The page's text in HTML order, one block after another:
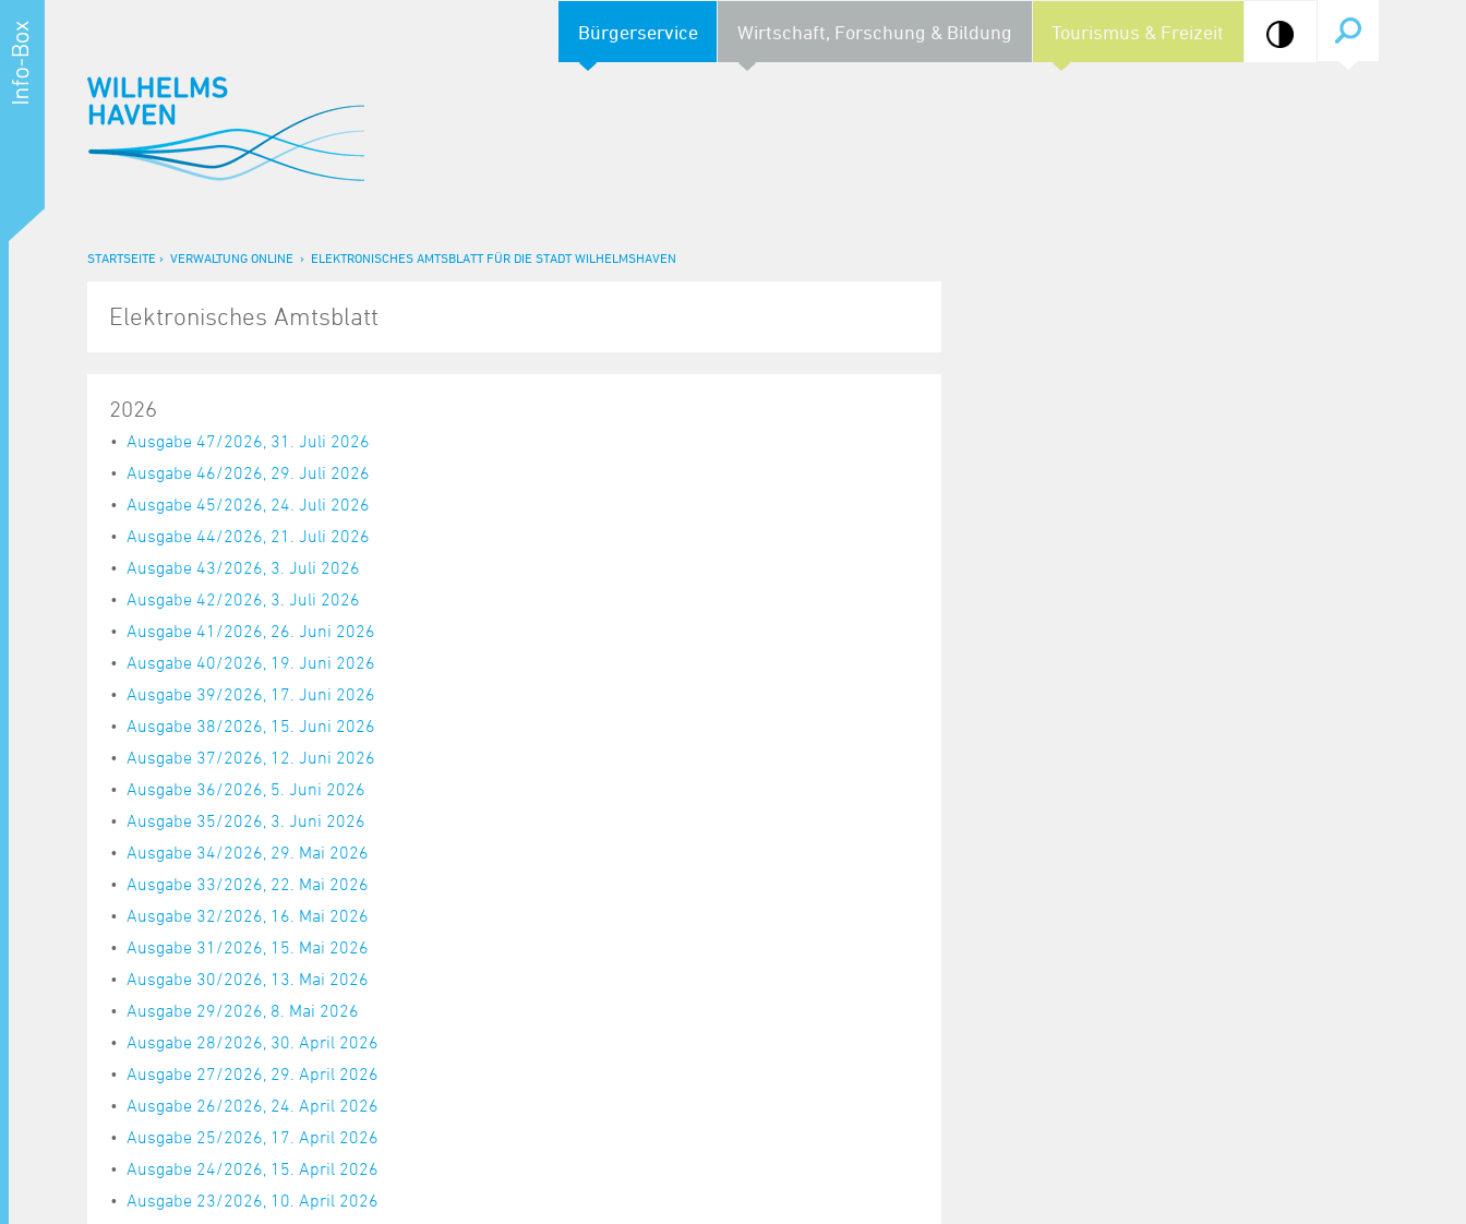
Bürgerservice Wirtschaft, Forschung & Bildung Tourismus & Freizeit
STARTSEITE VERWALTUNG ONLINE ELEKTRONISCHES AMTSBLATT FÜR DIE STADT WILHELMSHAVEN
Elektronisches Amtsblatt
2026
Ausgabe 47/2026, 31. Juli 2026
Ausgabe 46/2026, 29. Juli 2026
Ausgabe 45/2026, 24. Juli 2026
Ausgabe 44/2026, 21. Juli 2026
Ausgabe 43/2026, 3. Juli 2026
Ausgabe 42/2026, 3. Juli 2026
Ausgabe 41/2026, 26. Juni 2026
Ausgabe 40/2026, 19. Juni 2026
Ausgabe 39/2026, 17. Juni 2026
Ausgabe 38/2026, 15. Juni 2026
Ausgabe 37/2026, 12. Juni 2026
Ausgabe 36/2026, 5. Juni 2026
Ausgabe 35/2026, 3. Juni 2026
Ausgabe 34/2026, 29. Mai 2026
Ausgabe 33/2026, 22. Mai 2026
Ausgabe 32/2026, 16. Mai 2026
Ausgabe 31/2026, 15. Mai 2026
Ausgabe 30/2026, 13. Mai 2026
Ausgabe 29/2026, 8. Mai 2026
Ausgabe 28/2026, 30. April 2026
Ausgabe 27/2026, 29. April 2026
Ausgabe 26/2026, 24. April 2026
Ausgabe 25/2026, 17. April 2026
Ausgabe 24/2026, 15. April 2026
Ausgabe 23/2026, 10. April 2026